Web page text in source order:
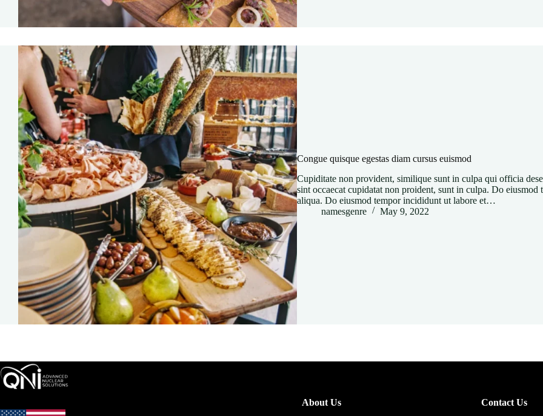
Congue quisque egestas diam cursus euismod
Cupiditate non provident, similique sunt in culpa qui officia
sint occaecat cupidatat non proident, sunt in culpa. Do
aliqua. Do eiusmod tempor incididunt ut labore et…
namesgenre
May 9, 2022
About Us Contact Us